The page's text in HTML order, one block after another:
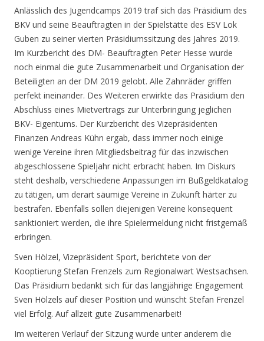
Anlässlich des Jugendcamps 2019 traf sich das Präsidium des
BKV und seine Beauftragten in der Spielstätte des ESV Lok
Guben zu seiner vierten Präsidiumssitzung des Jahres 2019.
Im Kurzbericht des DM- Beauftragten Peter Hesse wurde
noch einmal die gute Zusammenarbeit und Organisation der
Beteiligten an der DM 2019 gelobt. Alle Zahnräder griffen
perfekt ineinander. Des Weiteren erwirkte das Präsidium den
Abschluss eines Mietvertrags zur Unterbringung jeglichen
BKV- Eigentums. Der Kurzbericht des Vizepräsidenten
Finanzen Andreas Kühn ergab, dass immer noch einige
wenige Vereine ihren Mitgliedsbeitrag für das inzwischen
abgeschlossene Spieljahr nicht erbracht haben. Im Diskurs
steht deshalb, verschiedene Anpassungen im Bußgeldkatalog
zu tätigen, um derart säumige Vereine in Zukunft härter zu
bestrafen. Ebenfalls sollen diejenigen Vereine konsequent
sanktioniert werden, die ihre Spielermeldung nicht fristgemäß
erbringen.
Sven Hölzel, Vizepräsident Sport, berichtete von der
Kooptierung Stefan Frenzels zum Regionalwart Westsachsen.
Das Präsidium bedankt sich für das langjährige Engagement
Sven Hölzels auf dieser Position und wünscht Stefan Frenzel
viel Erfolg. Auf allzeit gute Zusammenarbeit!
Im weiteren Verlauf der Sitzung wurde unter anderem die